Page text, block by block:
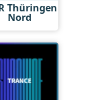
Thüringen
Nord